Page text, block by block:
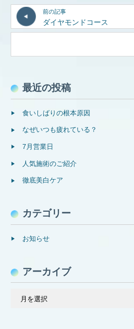
前の記事
ダイヤモンドコース
最近の投稿
食いしばりの根本原因
なぜいつも疲れている？
7月営業日
人気施術のご紹介
徹底美白ケア
カテゴリー
お知らせ
アーカイブ